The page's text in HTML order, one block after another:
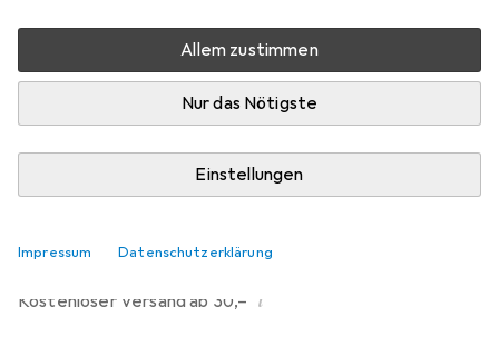
Allem zustimmen
Nur das Nötigste
Einstellungen
Impressum Datenschutzerklärung
Zwischen Mi, 19.8. und Mo, 31.8. geliefert
Benachrichtigen, wenn schneller verfügbar
In den Warenkorb
Vergleichen
Kostenloser Versand ab 30,– i